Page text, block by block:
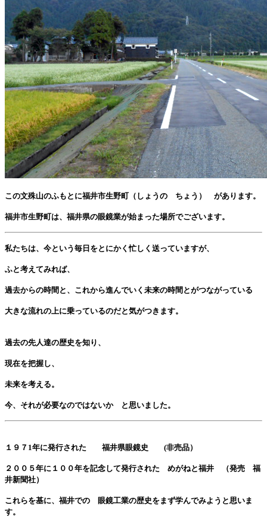
この文殊山のふもとに福井市生野町（しょうの ちょう） があります。
福井市生野町は、福井県の眼鏡業が始まった場所でございます。
私たちは、今という毎日をとにかく忙しく送っていますが、
ふと考えてみれば、
過去からの時間と、これから進んでいく未来の時間とがつながっている
大きな流れの上に乗っているのだと気がつきます。
過去の先人達の歴史を知り、
現在を把握し、
未来を考える。
今、それが必要なのではないか と思いました。
１９７1年に発行された 福井県眼鏡史 (非売品）
２００５年に１００年を記念して発行された めがねと福井 （発売 福
井新聞社）
これらを基に、福井での 眼鏡工業の歴史をまず学んでみようと思いま
す。